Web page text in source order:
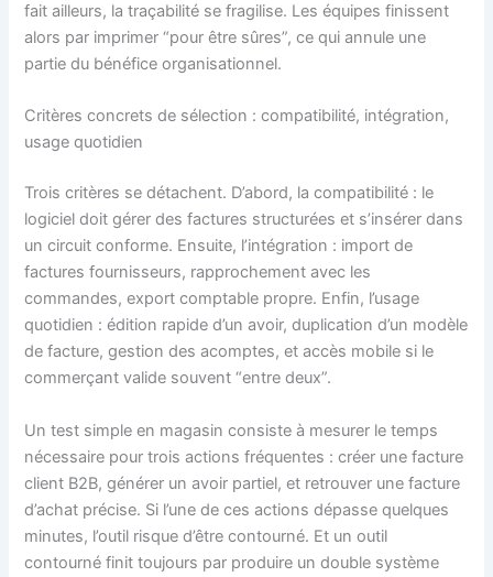
fait ailleurs, la traçabilité se fragilise. Les équipes finissent
alors par imprimer “pour être sûres”, ce qui annule une
partie du bénéfice organisationnel.
Critères concrets de sélection : compatibilité, intégration,
usage quotidien
Trois critères se détachent. D’abord, la compatibilité : le
logiciel doit gérer des factures structurées et s’insérer dans
un circuit conforme. Ensuite, l’intégration : import de
factures fournisseurs, rapprochement avec les
commandes, export comptable propre. Enfin, l’usage
quotidien : édition rapide d’un avoir, duplication d’un modèle
de facture, gestion des acomptes, et accès mobile si le
commerçant valide souvent “entre deux”.
Un test simple en magasin consiste à mesurer le temps
nécessaire pour trois actions fréquentes : créer une facture
client B2B, générer un avoir partiel, et retrouver une facture
d’achat précise. Si l’une de ces actions dépasse quelques
minutes, l’outil risque d’être contourné. Et un outil
contourné finit toujours par produire un double système